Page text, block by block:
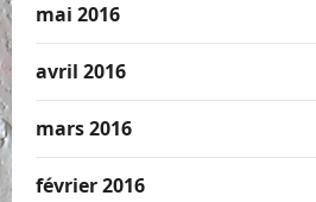
mai 2016
avril 2016
mars 2016
février 2016